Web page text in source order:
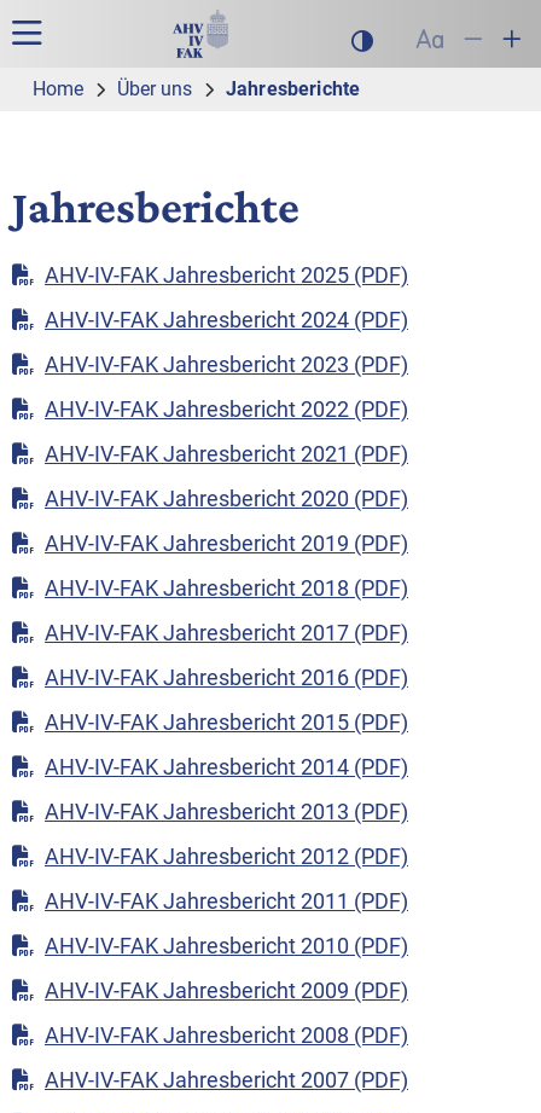
Zur Hauptnavigation
Zum Inhalt
Suche
Hauptnavigation Dunklen Modus
Schrift auf
Schrift
Home Über uns Jahresberichte
Jahresberichte
AHV-IV-FAK Jahresbericht 2025 (PDF)
AHV-IV-FAK Jahresbericht 2024 (PDF)
AHV-IV-FAK Jahresbericht 2023 (PDF)
AHV-IV-FAK Jahresbericht 2022 (PDF)
AHV-IV-FAK Jahresbericht 2021 (PDF)
AHV-IV-FAK Jahresbericht 2020 (PDF)
AHV-IV-FAK Jahresbericht 2019 (PDF)
AHV-IV-FAK Jahresbericht 2018 (PDF)
AHV-IV-FAK Jahresbericht 2017 (PDF)
AHV-IV-FAK Jahresbericht 2016 (PDF)
AHV-IV-FAK Jahresbericht 2015 (PDF)
AHV-IV-FAK Jahresbericht 2014 (PDF)
AHV-IV-FAK Jahresbericht 2013 (PDF)
AHV-IV-FAK Jahresbericht 2012 (PDF)
AHV-IV-FAK Jahresbericht 2011 (PDF)
AHV-IV-FAK Jahresbericht 2010 (PDF)
AHV-IV-FAK Jahresbericht 2009 (PDF)
AHV-IV-FAK Jahresbericht 2008 (PDF)
AHV-IV-FAK Jahresbericht 2007 (PDF)